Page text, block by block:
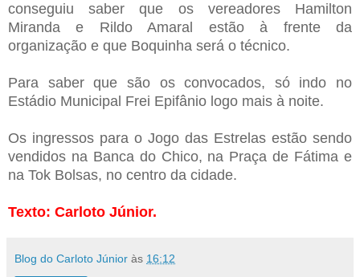
conseguiu saber que os vereadores Hamilton
Miranda e Rildo Amaral estão à frente da
organização e que Boquinha será o técnico.
Para saber que são os convocados, só indo no
Estádio Municipal Frei Epifânio logo mais à noite.
Os ingressos para o Jogo das Estrelas estão sendo
vendidos na Banca do Chico, na Praça de Fátima e
na Tok Bolsas, no centro da cidade.
Texto: Carloto Júnior.
Blog do Carloto Júnior às 16:12